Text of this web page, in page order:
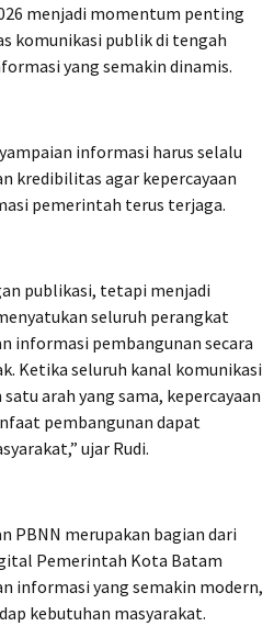
menjadi momentum penting
komunikasi publik di tengah
yang semakin dinamis.
informasi harus selalu
kredibilitas agar kepercayaan
pemerintah terus terjaga.
publikasi, tetapi menjadi
seluruh perangkat
informasi pembangunan secara
Ketika seluruh kanal komunikasi
arah yang sama, kepercayaan
pembangunan dapat
ujar Rudi.
PBNN merupakan bagian dari
Pemerintah Kota Batam
informasi yang semakin modern,
kebutuhan masyarakat.